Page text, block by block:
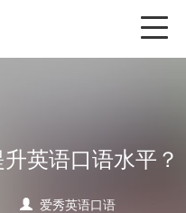
英语口语水平？
爱秀英语口语